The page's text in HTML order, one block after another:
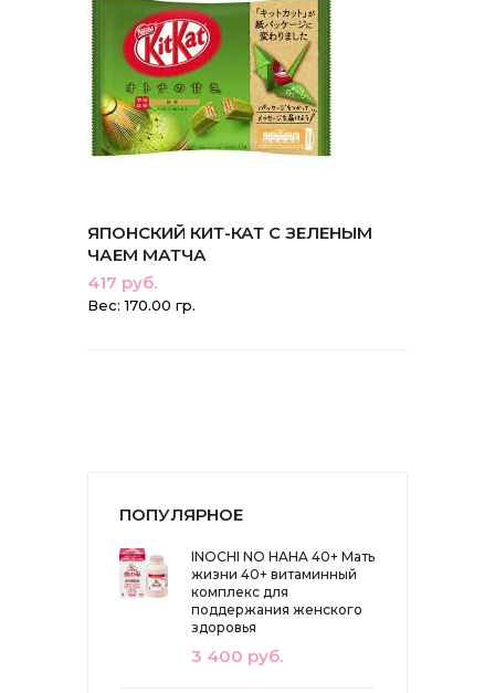
ЯПОНСКИЙ КИТ-КАТ С ЗЕЛЕНЫМ
ЧАЕМ МАТЧА
417 руб.
Вес: 170.00 гр.
ПОПУЛЯРНОЕ
INOCHI NO HAHA 40+ Мать
жизни 40+ витаминный
комплекс для
поддержания женского
здоровья
3 400 руб.